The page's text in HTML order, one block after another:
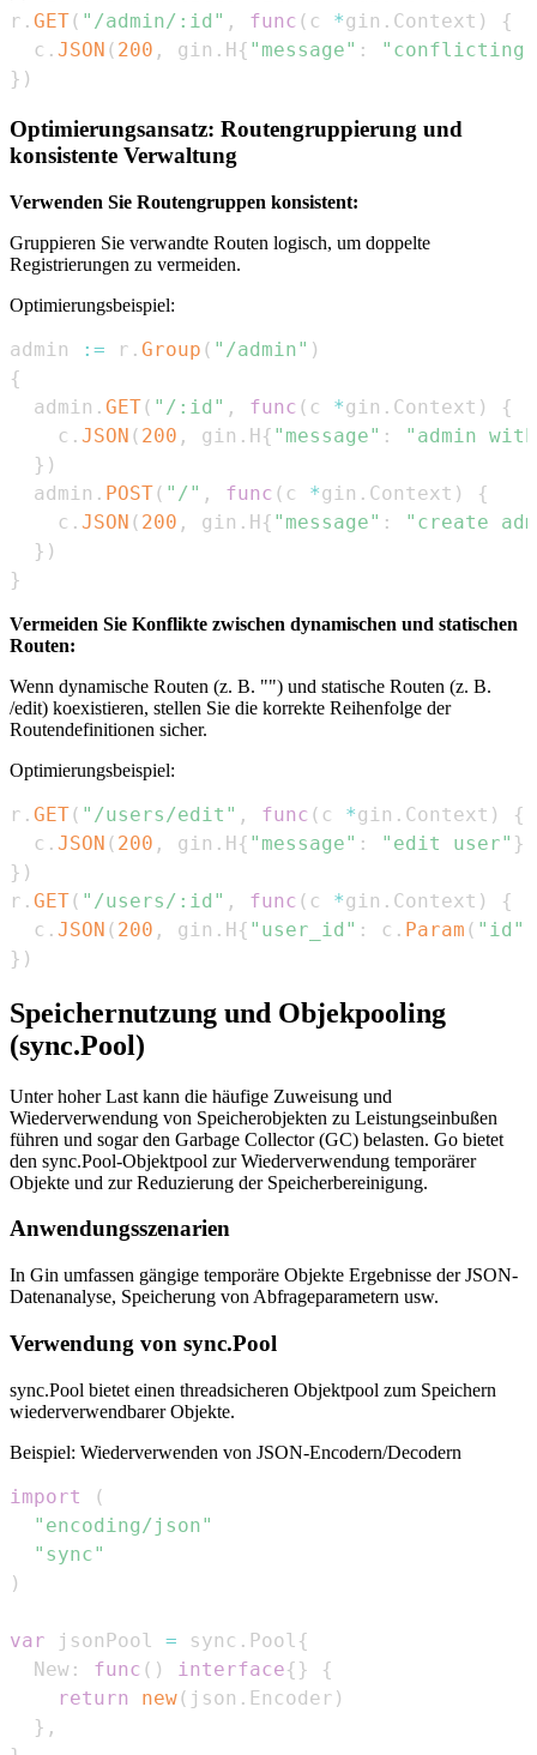
r . GET( "/admin/:id" , func ( c *gin . Context )
{
  c
. JSON ( 200 , gin . H { "message" :
"conflicting
} )
Optimierungsansatz: Routengruppierung und
konsistente Verwaltung
Verwenden Sie Routengruppen konsistent:
Gruppieren Sie verwandte Routen logisch, um doppelte
Registrierungen zu vermeiden.
Optimierungsbeispiel:
admin := r . Group ( "/admin" )
{
  admin
. GET( "/:id" , func ( c *gin . Context )
{
    c
. JSON ( 200 , gin . H{ "message" :
"admin
} )
  admin
. POST( "/" , func ( c *gin . Context )
{
    c
. JSON ( 200 , gin . H{ "message" :
"create
} )
}
Vermeiden Sie Konflikte zwischen dynamischen und statischen
Routen:
Wenn dynamische Routen (z. B. "") und statische Routen (z. B.
/edit) koexistieren, stellen Sie die korrekte Reihenfolge der
Routendefinitionen sicher.
Optimierungsbeispiel:
r . GET( "/users/edit" , func ( c *gin . Context )
{
  c
. JSON ( 200 , gin . H{ "message" : "edit user" }
} )
r . GET( "/users/:id" , func ( c *gin . Context )
{
  c
. JSON ( 200 , gin . H{ "user_id" : c . Param ( "id"
} )
Speichernutzung und Objekpooling
(sync.Pool)
Unter hoher Last kann die häufige Zuweisung und
Wiederverwendung von Speicherobjekten zu Leistungseinbußen
führen und sogar den Garbage Collector (GC) belasten. Go bietet
den sync.Pool-Objektpool zur Wiederverwendung temporärer
Objekte und zur Reduzierung der Speicherbereinigung.
Anwendungsszenarien
In Gin umfassen gängige temporäre Objekte Ergebnisse der JSON-
Datenanalyse, Speicherung von Abfrageparametern usw.
Verwendung von sync.Pool
sync.Pool bietet einen threadsicheren Objektpool zum Speichern
wiederverwendbarer Objekte.
Beispiel: Wiederverwenden von JSON-Encodern/Decodern
import
(
"encoding/json"
"sync"
)
var jsonPool = sync . Pool {
  New
: func ( ) interface{ }
{
return
new( json . Encoder )
} ,